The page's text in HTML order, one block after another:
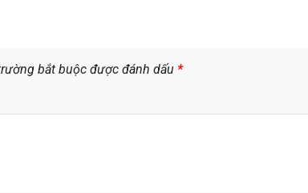
bắt buộc được đánh dấu *